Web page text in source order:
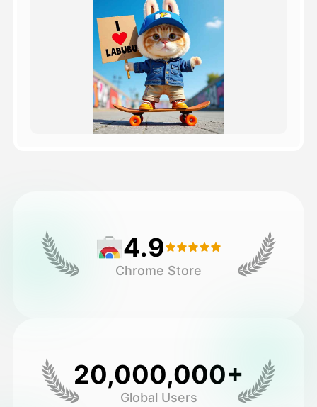
4.9
Chrome Store
20,000,000+
Global Users